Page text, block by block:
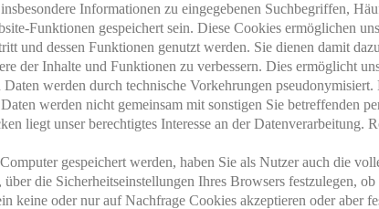
Informationen zu eingegebenen Suchbegriffen,
Funktionen gespeichert sein. Diese Cookies ermöglichen
und dessen Funktionen genutzt werden. Sie dienen damit
der Inhalte und Funktionen zu verbessern. Dies ermöglicht
Daten werden durch technische Vorkehrungen
werden nicht gemeinsam mit sonstigen Sie betreffenden
liegt unser berechtigtes Interesse an der Datenverarbeitung.
gespeichert werden, haben Sie als Nutzer auch die
die Sicherheitseinstellungen Ihres Browsers festzulegen,
keine oder nur auf Nachfrage Cookies akzeptieren oder aber